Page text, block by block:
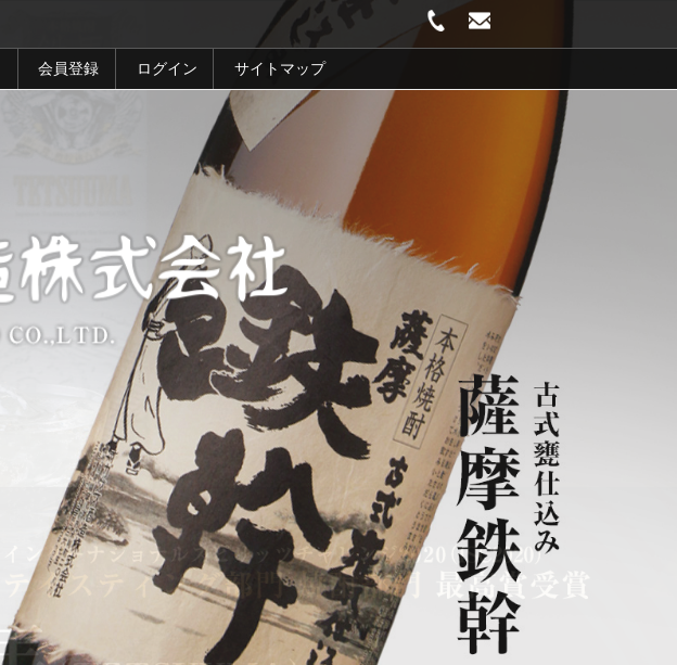
会員登録 ログイン サイトマップ